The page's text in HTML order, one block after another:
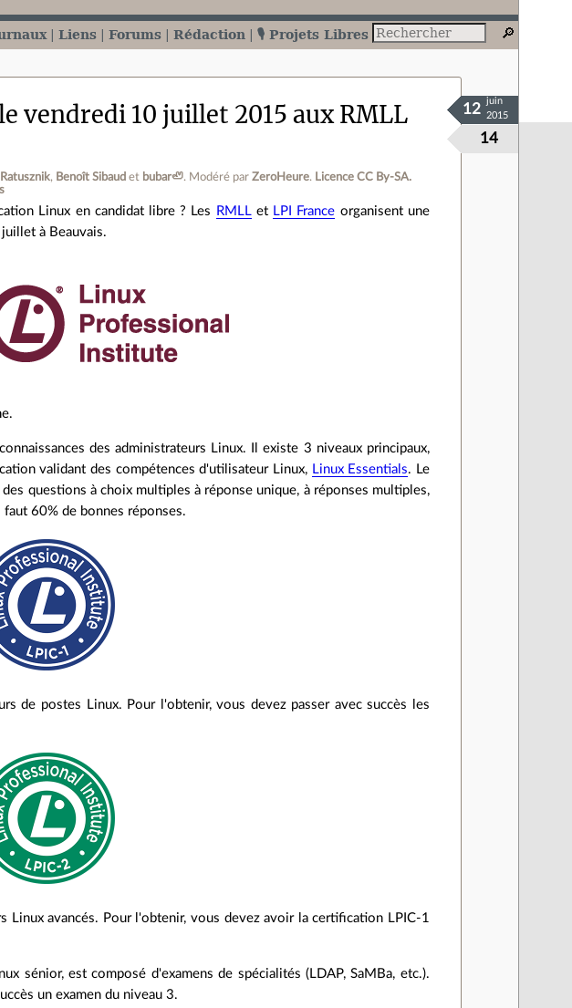
Liens Forums Rédaction 🎙️ Projets Libres
vendredi 10 juillet 2015 aux RMLL
, Benoît Sibaud et bubar🦥. Modéré parZeroHeure. Licence CC By‑SA.
14
12
juin
2015
Linux en candidat libre ? Les RMLLet LPI France organisent une
à Beauvais.
des administrateurs Linux. Il existe 3 niveaux principaux,
validant des compétences d'utilisateur Linux, Linux Essentials. Le
des questions à choix multiples à réponse unique, à réponses multiples,
60% de bonnes réponses.
de postes Linux. Pour l'obtenir, vous devez passer avec succès les
Linux avancés. Pour l'obtenir, vous devez avoir la certification LPIC-1
sénior, est composé d'examens de spécialités (LDAP, SaMBa, etc.).
un examen du niveau 3.